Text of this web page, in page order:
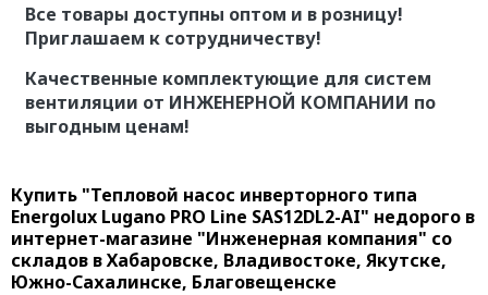
Все товары доступны оптом и в розницу!
Приглашаем к сотрудничеству!
Качественные комплектующие для систем
вентиляции от ИНЖЕНЕРНОЙ КОМПАНИИ по
выгодным ценам!
Купить "Тепловой насос инверторного типа
Energolux Lugano PRO Line SAS12DL2-AI" недорого в
интернет-магазине "Инженерная компания" со
складов в Хабаровске, Владивостоке, Якутске,
Южно-Сахалинске, Благовещенске